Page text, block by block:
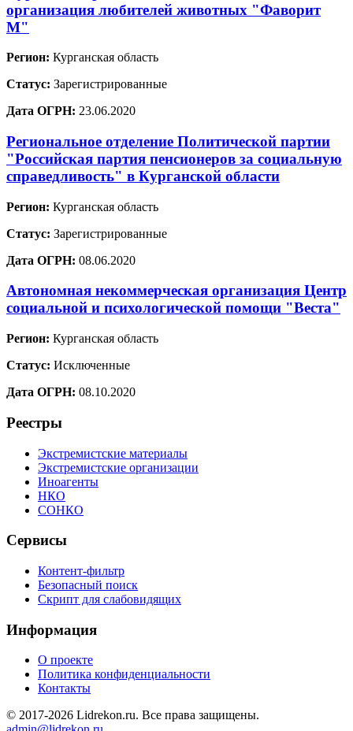
организация любителей животных "Фаворит
М"
Регион: Курганская область
Статус: Зарегистрированные
Дата ОГРН: 23.06.2020
Региональное отделение Политической партии
"Российская партия пенсионеров за социальную
справедливость" в Курганской области
Регион: Курганская область
Статус: Зарегистрированные
Дата ОГРН: 08.06.2020
Автономная некоммерческая организация Центр
социальной и психологической помощи "Веста"
Регион: Курганская область
Статус: Исключенные
Дата ОГРН: 08.10.2020
Реестры
Экстремистские материалы
Экстремистские организации
Иноагенты
НКО
СОНКО
Сервисы
Контент-фильтр
Безопасный поиск
Скрипт для слабовидящих
Информация
О проекте
Политика конфиденциальности
Контакты
© 2017-2026 Lidrekon.ru. Все права защищены.